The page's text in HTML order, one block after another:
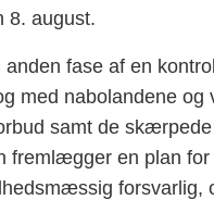
8. august.
fase af en
med nabolandene og
samt de
fremlægger en plan
forsvarlig,